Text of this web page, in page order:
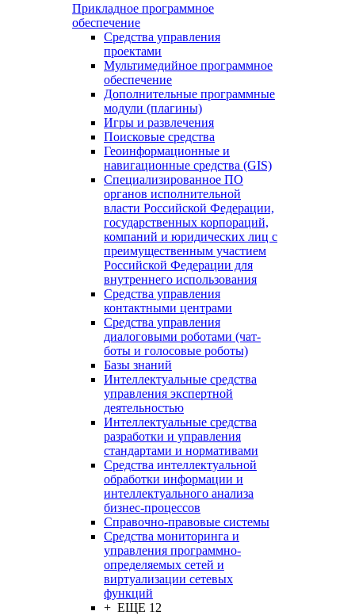
Прикладное программное
обеспечение
Средства управления
проектами
Мультимедийное программное
обеспечение
Дополнительные программные
модули (плагины)
Игры и развлечения
Поисковые средства
Геоинформационные и
навигационные средства (GIS)
Специализированное ПО
органов исполнительной
власти Российской Федерации,
государственных корпораций,
компаний и юридических лиц с
преимущественным участием
Российской Федерации для
внутреннего использования
Средства управления
контактными центрами
Средства управления
диалоговыми роботами (чат-
боты и голосовые роботы)
Базы знаний
Интеллектуальные средства
управления экспертной
деятельностью
Интеллектуальные средства
разработки и управления
стандартами и нормативами
Средства интеллектуальной
обработки информации и
интеллектуального анализа
бизнес-процессов
Справочно-правовые системы
Средства мониторинга и
управления программно-
определяемых сетей и
виртуализации сетевых
функций
+ ЕЩЕ 12